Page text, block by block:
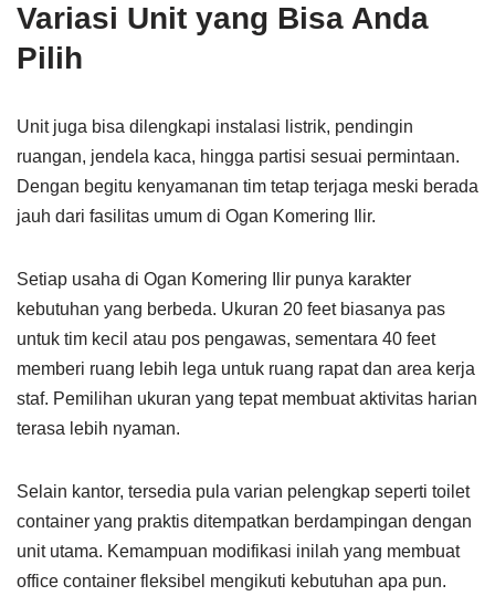
Variasi Unit yang Bisa Anda
Pilih
Unit juga bisa dilengkapi instalasi listrik, pendingin
ruangan, jendela kaca, hingga partisi sesuai permintaan.
Dengan begitu kenyamanan tim tetap terjaga meski berada
jauh dari fasilitas umum di Ogan Komering Ilir.
Setiap usaha di Ogan Komering Ilir punya karakter
kebutuhan yang berbeda. Ukuran 20 feet biasanya pas
untuk tim kecil atau pos pengawas, sementara 40 feet
memberi ruang lebih lega untuk ruang rapat dan area kerja
staf. Pemilihan ukuran yang tepat membuat aktivitas harian
terasa lebih nyaman.
Selain kantor, tersedia pula varian pelengkap seperti toilet
container yang praktis ditempatkan berdampingan dengan
unit utama. Kemampuan modifikasi inilah yang membuat
office container fleksibel mengikuti kebutuhan apa pun.